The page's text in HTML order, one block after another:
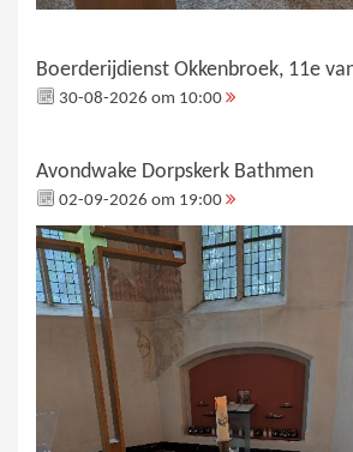
Boerderijdienst Okkenbroek, 11e
30-08-2026 om 10:00
Avondwake Dorpskerk Bathmen
02-09-2026 om 19:00